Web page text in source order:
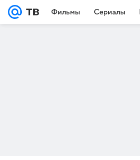
Фильмы Сериалы